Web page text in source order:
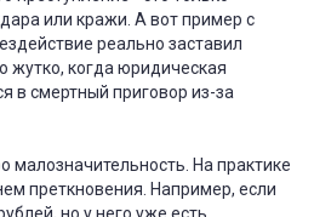
или кражи. А вот пример с
реально заставил
жутко, когда юридическая
в смертный приговор из-за
малозначительность. На практике
преткновения. Например, если